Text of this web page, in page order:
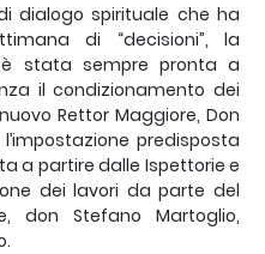
dialogo spirituale che ha
di “decisioni”, la
è stata sempre pronta a
il condizionamento dei
Rettor Maggiore, Don
predisposta
a partire dalle Ispettorie e
dei lavori da parte del
don Stefano Martoglio,